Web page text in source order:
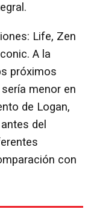
Life, Zen
A la
próximos
menor en
de Logan,
del
con